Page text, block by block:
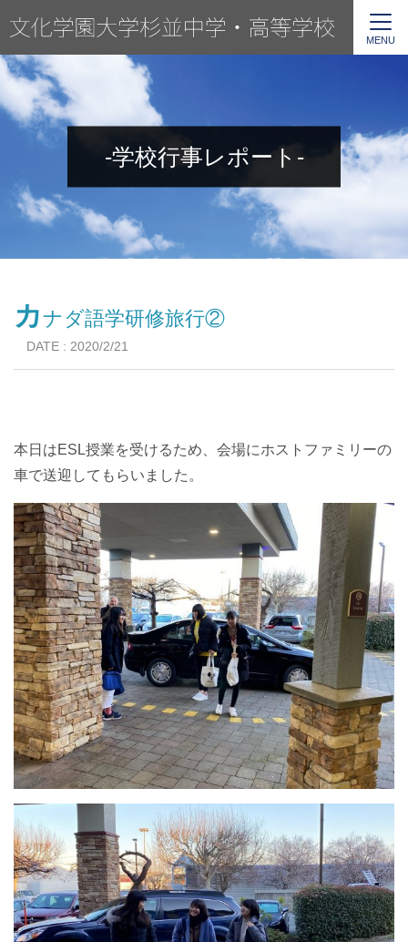
MENU
-学校行事レポート-
カナダ語学研修旅行②
DATE : 2020/2/21
本日はESL授業を受けるため、会場にホストファミリーの
車で送迎してもらいました。